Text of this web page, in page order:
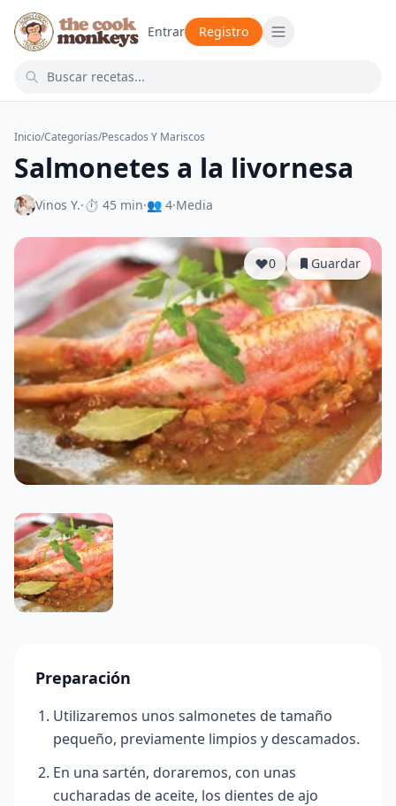
Entrar Registro
Inicio/Categorías/Pescados Y Mariscos
Salmonetes a la livornesa
Vinos Y.·⏱ 45 min·👥 4·Media
0 Guardar
Preparación
Utilizaremos unos salmonetes de tamaño
pequeño, previamente limpios y descamados.
En una sartén, doraremos, con unas
cucharadas de aceite, los dientes de ajo